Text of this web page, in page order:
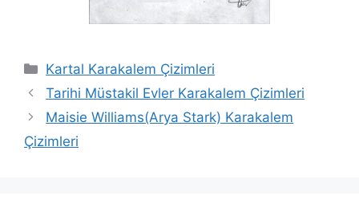
Categories
Kartal Karakalem Çizimleri
Tarihi Müstakil Evler Karakalem Çizimleri
Maisie Williams(Arya Stark) Karakalem
Çizimleri